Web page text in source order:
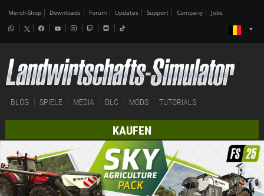
Merch-Shop Downloads Forum Updates Support Company Jobs
BLOG SPIELE MEDIA DLC MODS TUTORIALS
KAUFEN